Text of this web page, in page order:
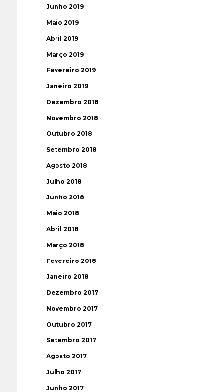
Junho 2019
Maio 2019
Abril 2019
Março 2019
Fevereiro 2019
Janeiro 2019
Dezembro 2018
Novembro 2018
Outubro 2018
Setembro 2018
Agosto 2018
Julho 2018
Junho 2018
Maio 2018
Abril 2018
Março 2018
Fevereiro 2018
Janeiro 2018
Dezembro 2017
Novembro 2017
Outubro 2017
Setembro 2017
Agosto 2017
Julho 2017
Junho 2017